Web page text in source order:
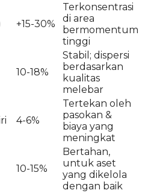
+15-30%
Terkonsentrasi
di area
bermomentum
tinggi
10-18%
Stabil; dispersi
berdasarkan
kualitas
melebar
4-6%
Tertekan oleh
pasokan &
biaya yang
meningkat
10-15%
Bertahan,
untuk aset
yang dikelola
dengan baik